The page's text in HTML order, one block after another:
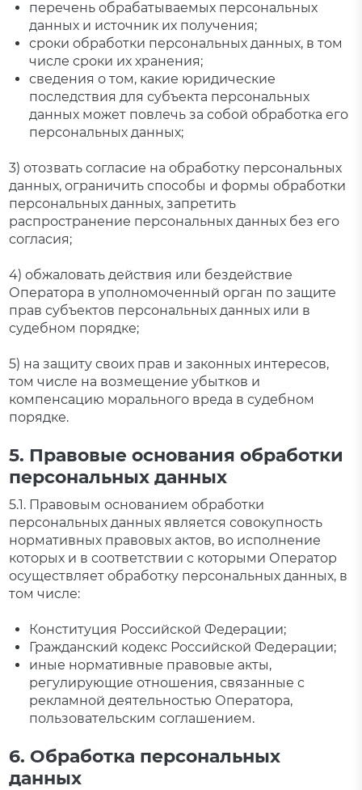
перечень обрабатываемых персональных
данных и источник их получения;
сроки обработки персональных данных, в том
числе сроки их хранения;
сведения о том, какие юридические
последствия для субъекта персональных
данных может повлечь за собой обработка его
персональных данных;
3) отозвать согласие на обработку персональных
данных, ограничить способы и формы обработки
персональных данных, запретить
распространение персональных данных без его
согласия;
4) обжаловать действия или бездействие
Оператора в уполномоченный орган по защите
прав субъектов персональных данных или в
судебном порядке;
5) на защиту своих прав и законных интересов,
том числе на возмещение убытков и
компенсацию морального вреда в судебном
порядке.
5. Правовые основания обработки
персональных данных
5.1. Правовым основанием обработки
персональных данных является совокупность
нормативных правовых актов, во исполнение
которых и в соответствии с которыми Оператор
осуществляет обработку персональных данных, в
том числе:
Конституция Российской Федерации;
Гражданский кодекс Российской Федерации;
иные нормативные правовые акты,
регулирующие отношения, связанные с
рекламной деятельностью Оператора,
пользовательским соглашением.
6. Обработка персональных
данных